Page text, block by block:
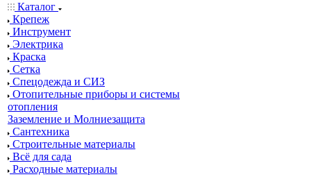
Каталог
Крепеж
Инструмент
Электрика
Краска
Сетка
Спецодежда и СИЗ
Отопительные приборы и системы
отопления
Заземление и Молниезащита
Сантехника
Строительные материалы
Всё для сада
Расходные материалы